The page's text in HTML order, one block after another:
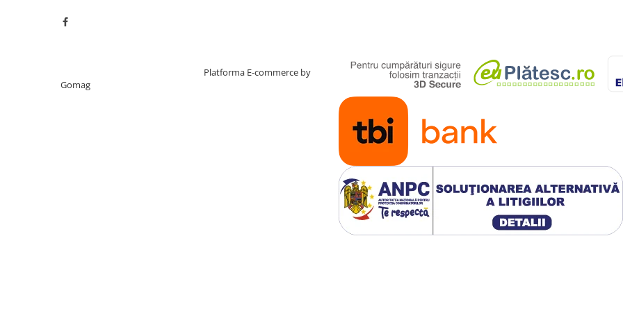
Maner detasabil rezistent
Acesta beneficiaza de o varietate de caracteristici
avansate, precum: sistem de siguranta in 3
puncte, poate suporta o greutate de pana la 10
kg si vine cu o garantia de 10 ani pentru
performante de lunga durata.
Platforma E-commerce by
Gomag